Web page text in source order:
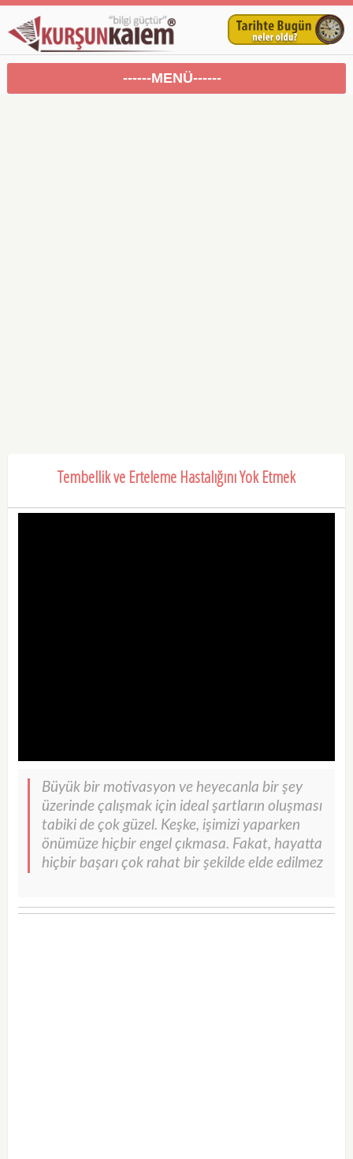
------MENÜ------
Tembellik ve Erteleme Hastalığını Yok Etmek
Büyük bir motivasyon ve heyecanla bir şey
üzerinde çalışmak için ideal şartların oluşması
tabiki de çok güzel. Keşke, işimizi yaparken
önümüze hiçbir engel çıkmasa. Fakat, hayatta
hiçbir başarı çok rahat bir şekilde elde edilmez